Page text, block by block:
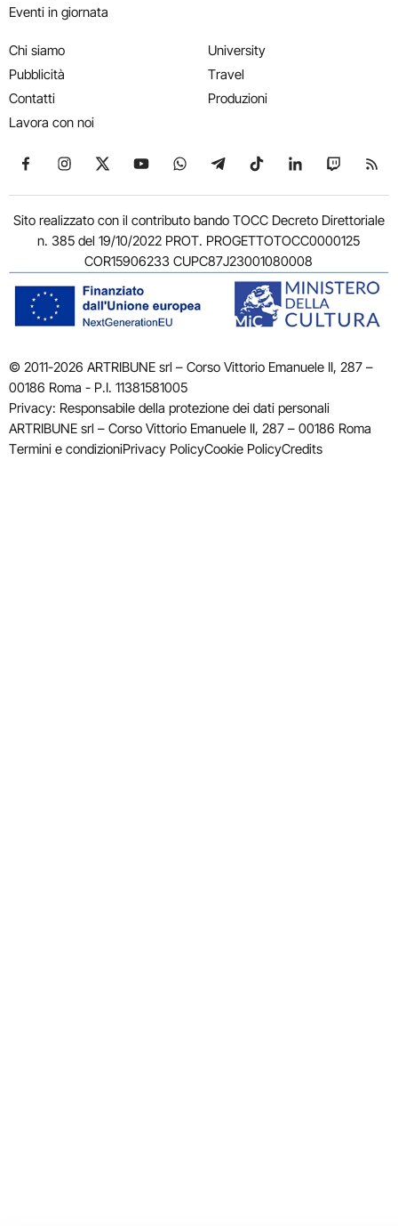
Eventi in giornata
Chi siamo
Pubblicità
Contatti
Lavora con noi
University
Travel
Produzioni
Seguici su Facebook
Seguici su Instagram
Seguici su X
Seguici su YouTube
Seguici su WhatsApp
Seguici su Telegram
Seguici su TikTok
Seguici su
Seguici
Sito realizzato con il contributo bando TOCC Decreto Direttoriale
n. 385 del 19/10/2022 PROT. PROGETTOTOCC0000125
COR15906233 CUPC87J23001080008
© 2011-2026 ARTRIBUNE srl – Corso Vittorio Emanuele II, 287 –
00186 Roma - P.I. 11381581005
Privacy: Responsabile della protezione dei dati personali
ARTRIBUNE srl – Corso Vittorio Emanuele II, 287 – 00186 Roma
Termini e condizioniPrivacy PolicyCookie PolicyCredits